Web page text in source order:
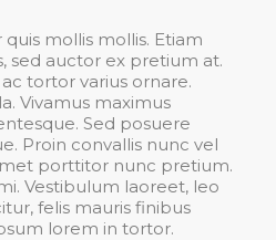
mollis mollis. Etiam
sed auctor ex pretium at.
tortor varius ornare.
Vivamus maximus
Sed posuere
Proin convallis nunc vel
porttitor nunc pretium.
Vestibulum laoreet, leo
felis mauris finibus
lorem in tortor.